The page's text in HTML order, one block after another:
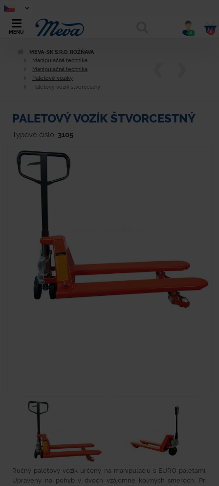
MENU 0 0
MEVA-SK S.R.O. ROŽŇAVA
Manipulačná technika
Manipulačná technika
Paletové vozíky
Paletový vozík štvorcestný
PALETOVÝ VOZÍK ŠTVORCESTNÝ
Typové číslo: 3105
Ručný paletový vozík určený na manipuláciu s EURO paletami.
Upravený na pohyb v dvoch vzájomne kolmých smeroch. Pri